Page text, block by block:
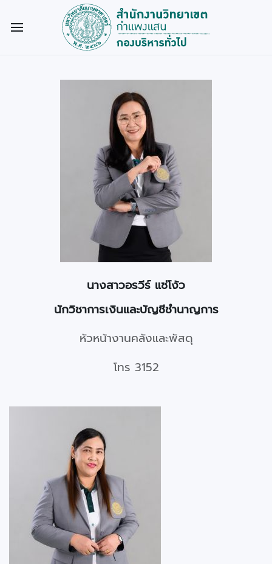
นางสาวอรวีร์ แซ่โง้ว
นักวิชาการเงินและบัญชีชำนาญการ
หัวหน้างานคลังและพัสดุ
โทร 3152